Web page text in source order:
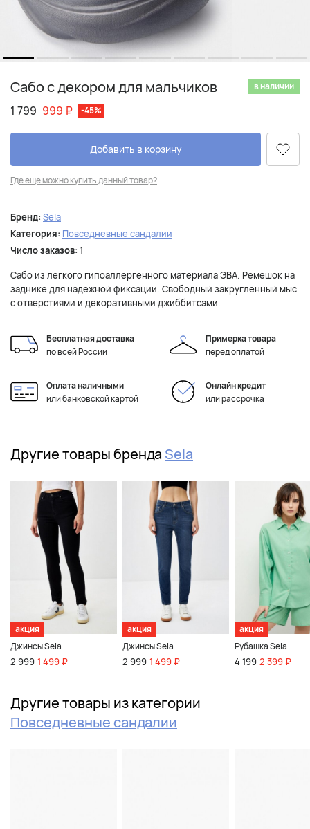
Сабо с декором для мальчиков в наличии
1 799 999 ₽ -45%
Добавить в корзину
Где еще можно купить данный товар?
Бренд: Sela
Категория: Повседневные сандалии
Число заказов: 1
Сабо из легкого гипоаллергенного материала ЭВА. Ремешок на
заднике для надежной фиксации. Свободный закругленный мыс
с отверстиями и декоративными джиббитсами.
Бесплатная доставка
по всей России
Примерка товара
перед оплатой
Оплата наличными
или банковской картой
Онлайн кредит
или рассрочка
Другие товары бренда Sela
акция
Джинсы Sela
2 999 1 499 ₽
акция
Джинсы Sela
2 999 1 499 ₽
акция
Рубашка Sela
4 199 2 399 ₽
Другие товары из категории
Повседневные сандалии